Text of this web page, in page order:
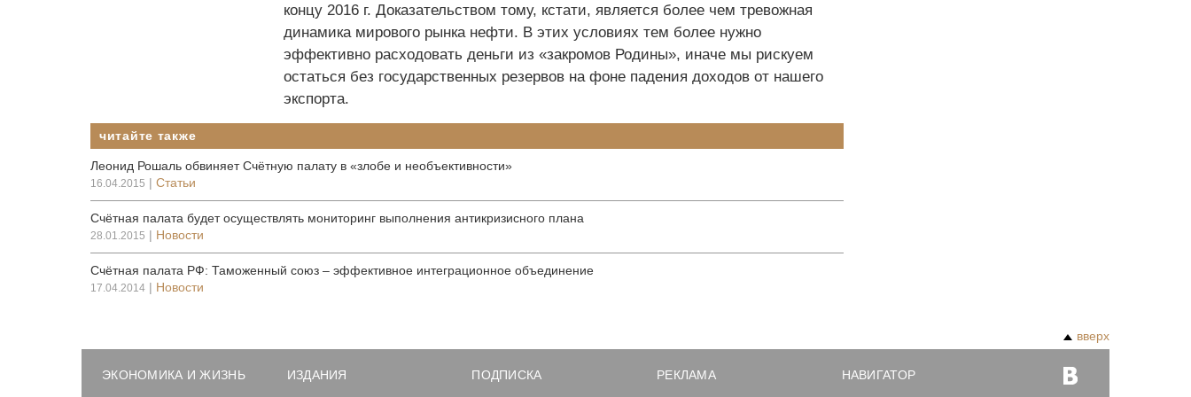
концу 2016 г. Доказательством тому, кстати, является более чем тревожная
динамика мирового рынка нефти. В этих условиях тем более нужно
эффективно расходовать деньги из «закромов Родины», иначе мы рискуем
остаться без государственных резервов на фоне падения доходов от нашего
экспорта.
читайте также
Леонид Рошаль обвиняет Счётную палату в «злобе и необъективности»
16.04.2015 | Статьи
Счётная палата будет осуществлять мониторинг выполнения антикризисного плана
28.01.2015 | Новости
Счётная палата РФ: Таможенный союз – эффективное интеграционное объединение
17.04.2014 | Новости
вверх
ЭКОНОМИКА И ЖИЗНЬ ИЗДАНИЯ ПОДПИСКА РЕКЛАМА НАВИГАТОР